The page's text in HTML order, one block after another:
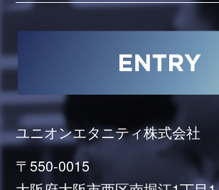
ユニオンエタニティ株式会社
〒550-0015